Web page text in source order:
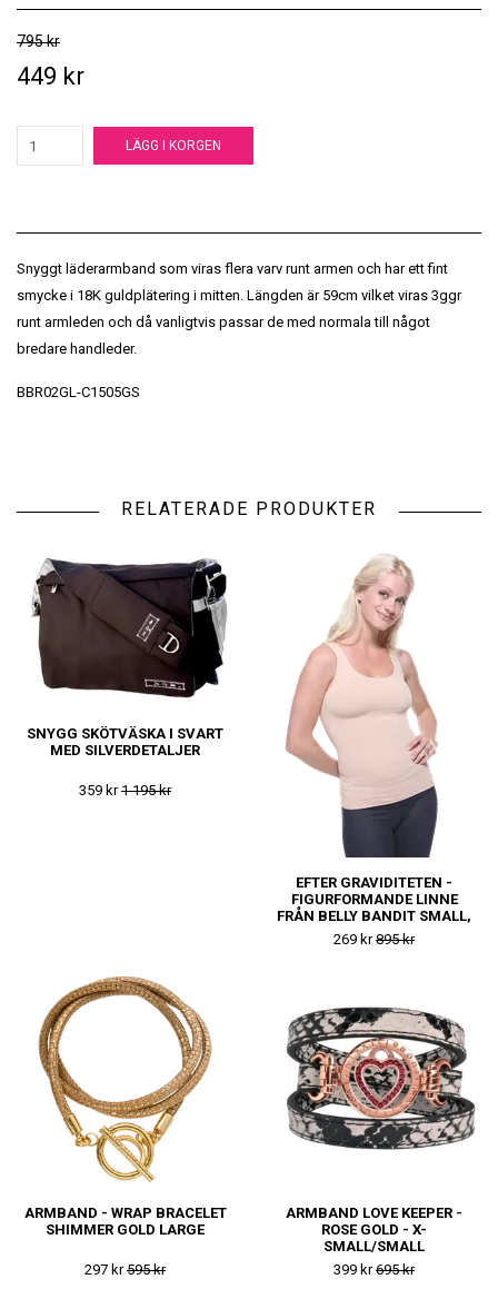
795 kr
449 kr
LÄGG I KORGEN
Snyggt läderarmband som viras flera varv runt armen och har ett fint
smycke i 18K guldplätering i mitten. Längden är 59cm vilket viras 3ggr
runt armleden och då vanligtvis passar de med normala till något
bredare handleder.
BBR02GL-C1505GS
RELATERADE PRODUKTER
SNYGG SKÖTVÄSKA I SVART
MED SILVERDETALJER
359 kr1 195 kr
EFTER GRAVIDITETEN -
FIGURFORMANDE LINNE
FRÅN BELLY BANDIT SMALL,
MEDIUM, LARGE, X-LARGE
269 kr895 kr
ARMBAND - WRAP BRACELET
SHIMMER GOLD LARGE
297 kr595 kr
ARMBAND LOVE KEEPER -
ROSE GOLD - X-
SMALL/SMALL
399 kr695 kr